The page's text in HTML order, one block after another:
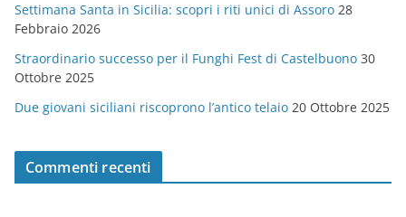
Settimana Santa in Sicilia: scopri i riti unici di Assoro 28
Febbraio 2026
Straordinario successo per il Funghi Fest di Castelbuono 30
Ottobre 2025
Due giovani siciliani riscoprono l’antico telaio 20 Ottobre 2025
Commenti recenti